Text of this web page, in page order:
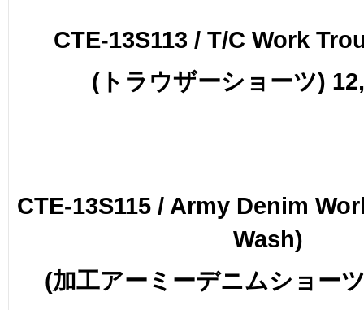
CTE-13S113 / T/C Work
(トラウザーショーツ)
CTE-13S115 / Army Denim
Wash)
(加工アーミーデニムショー